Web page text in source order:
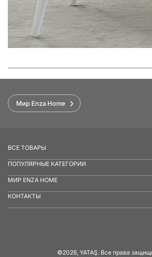
Функции
Мир Enza Home
ВСЕ ТОВАРЫ
ПОПУЛЯРНЫЕ КАТЕГОРИИ
МИР ENZA HOME
КОНТАКТЫ
©2026, YATAŞ. Все права